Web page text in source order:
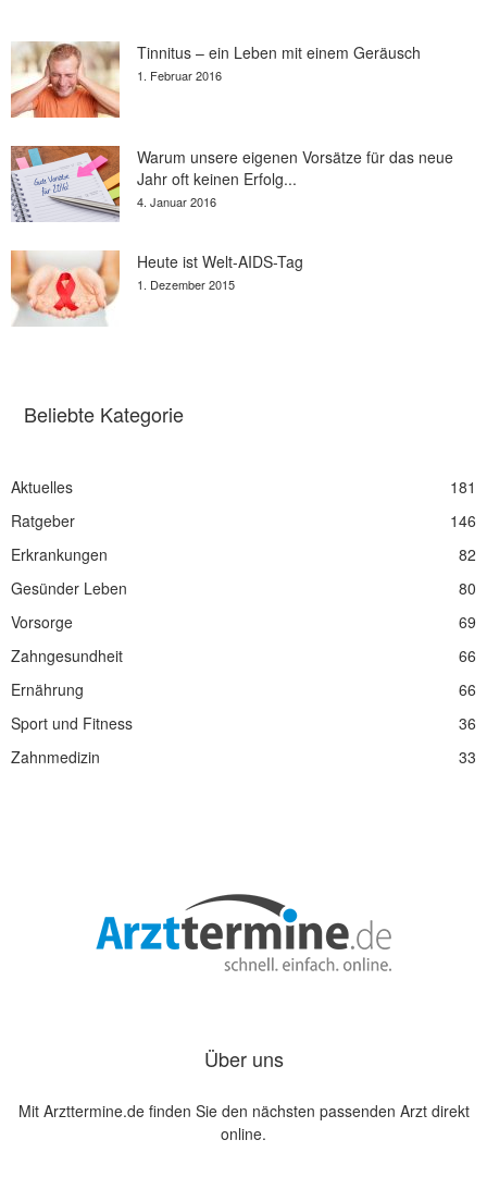
Tinnitus – ein Leben mit einem Geräusch
1. Februar 2016
Warum unsere eigenen Vorsätze für das neue
Jahr oft keinen Erfolg...
4. Januar 2016
Heute ist Welt-AIDS-Tag
1. Dezember 2015
Beliebte Kategorie
Aktuelles
181
Ratgeber
146
Erkrankungen
82
Gesünder Leben
80
Vorsorge
69
Zahngesundheit
66
Ernährung
66
Sport und Fitness
36
Zahnmedizin
33
Über uns
Mit Arzttermine.de finden Sie den nächsten passenden Arzt direkt
online.